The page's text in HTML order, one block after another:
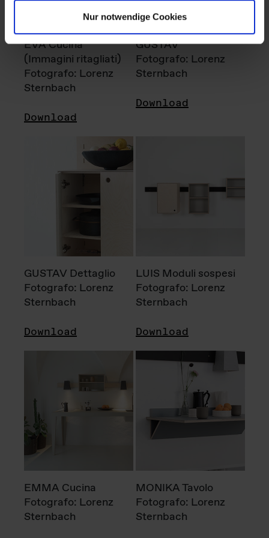
Nur notwendige Cookies
EVA Cucina
(Immagini ritagliati)
Fotografo: Lorenz
Sternbach
Download
GUSTAV
Fotografo: Lorenz
Sternbach
Download
GUSTAV Dettaglio
Fotografo: Lorenz
Sternbach
Download
LUIS Moduli sospesi
Fotografo: Lorenz
Sternbach
Download
EMMA Cucina
Fotografo: Lorenz
Sternbach
MONIKA Tavolo
Fotografo: Lorenz
Sternbach